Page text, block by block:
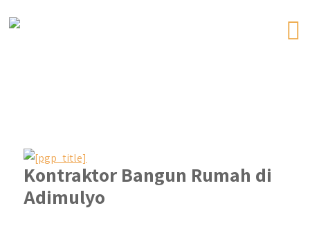
Kontraktor Bangun Rumah di
Adimulyo